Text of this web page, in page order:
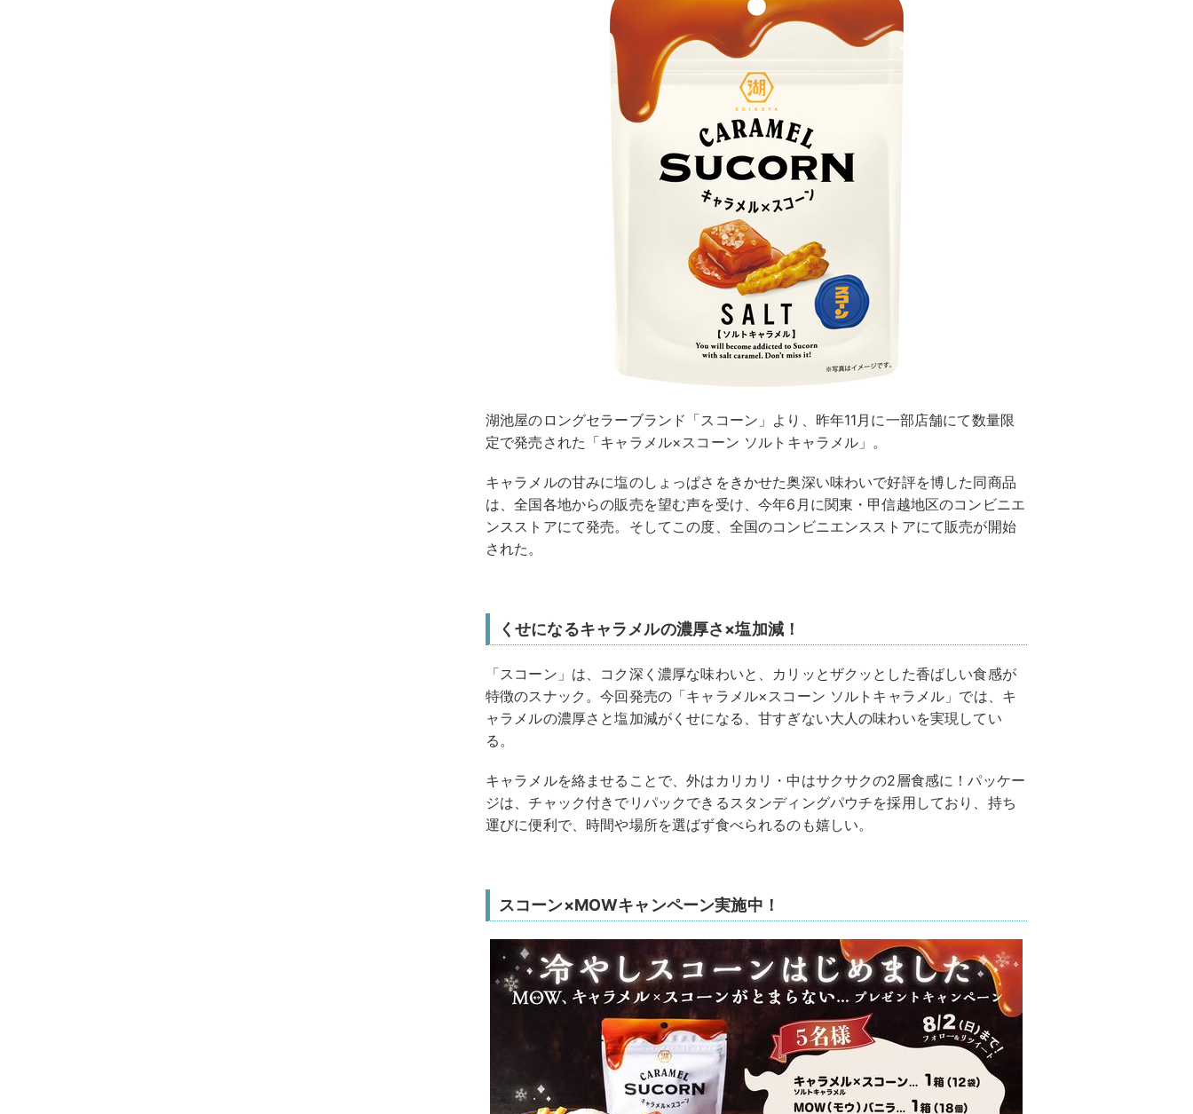
湖池屋のロングセラーブランド「スコーン」より、昨年11月に一部店舗にて数量限
定で発売された「キャラメル×スコーン ソルトキャラメル」。
キャラメルの甘みに塩のしょっぱさをきかせた奥深い味わいで好評を博した同商品
は、全国各地からの販売を望む声を受け、今年6月に関東・甲信越地区のコンビニエ
ンスストアにて発売。そしてこの度、全国のコンビニエンスストアにて販売が開始
された。
くせになるキャラメルの濃厚さ×塩加減！
「スコーン」は、コク深く濃厚な味わいと、カリッとザクッとした香ばしい食感が
特徴のスナック。今回発売の「キャラメル×スコーン ソルトキャラメル」では、キ
ャラメルの濃厚さと塩加減がくせになる、甘すぎない大人の味わいを実現してい
る。
キャラメルを絡ませることで、外はカリカリ・中はサクサクの2層食感に！パッケー
ジは、チャック付きでリパックできるスタンディングパウチを採用しており、持ち
運びに便利で、時間や場所を選ばず食べられるのも嬉しい。
スコーン×MOWキャンペーン実施中！